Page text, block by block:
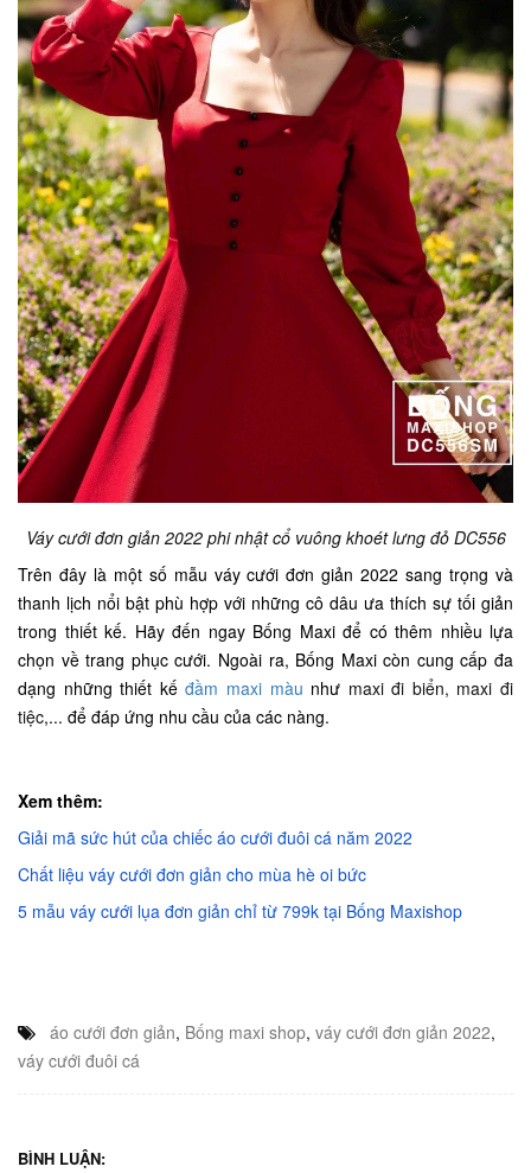
Váy cưới đơn giản 2022 phi nhật cổ vuông khoét lưng đỏ DC556
Trên đây là một số mẫu váy cưới đơn giản 2022 sang trọng và
thanh lịch nổi bật phù hợp với những cô dâu ưa thích sự tối giản
trong thiết kế. Hãy đến ngay Bống Maxi để có thêm nhiều lựa
chọn về trang phục cưới. Ngoài ra, Bống Maxi còn cung cấp đa
dạng những thiết kếđầm maxi màu như maxi đi biển, maxi đi
tiệc,... để đáp ứng nhu cầu của các nàng.
Xem thêm:
Giải mã sức hút của chiếc áo cưới đuôi cá năm 2022
Chất liệu váy cưới đơn giản cho mùa hè oi bức
5 mẫu váy cưới lụa đơn giản chỉ từ 799k tại Bống Maxishop
áo cưới đơn giản, Bống maxi shop, váy cưới đơn giản 2022,
váy cưới đuôi cá
BÌNH LUẬN: